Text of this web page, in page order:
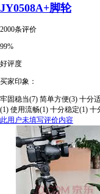
JY0508A+脚轮
2000条评价
99%
好评度
买家印象：
牢固稳当(7) 简单方便(3) 十分
(1) 使用流畅(1) 十分稳定(1) 十
此用户未填写评价内容